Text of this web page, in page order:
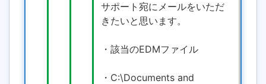
サポート宛にメールをいただ
きたいと思います。
・該当のEDMファイル
・C:\Documents and